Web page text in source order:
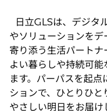
日立GLSは、デジタ
やソリューションを
寄り添う生活パート
よい暮らしや持続可
ます。パーパスを起
ションで、ひとりひ
やさしい明日をお届け